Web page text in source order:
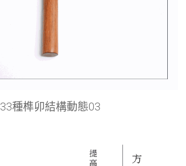
33種榫卯結構動態03